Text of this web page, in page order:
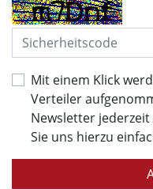
Mit einem Klick
Verteiler
Newsletter
Sie uns hierzu